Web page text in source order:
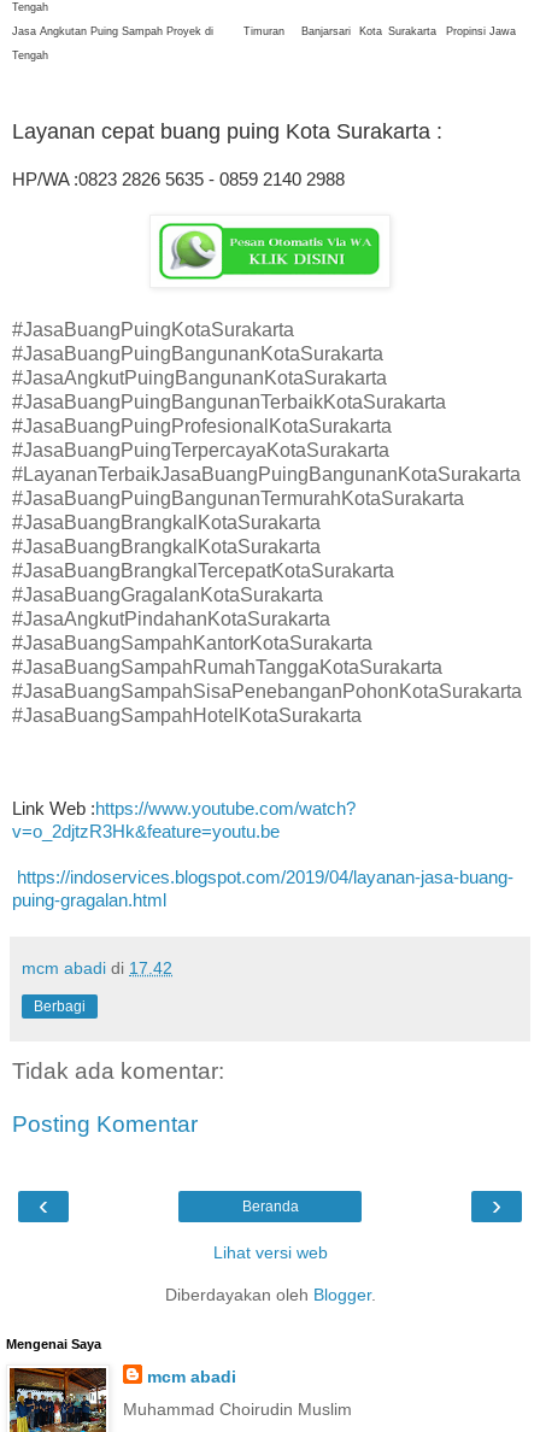
Tengah
Jasa Angkutan Puing Sampah Proyek di
Timuran Banjarsari Kota Surakarta
Propinsi Jawa
Tengah
Layanan cepat buang puing Kota Surakarta :
HP/WA :0823 2826 5635 - 0859 2140 2988
#JasaBuangPuingKotaSurakarta
#JasaBuangPuingBangunanKotaSurakarta
#JasaAngkutPuingBangunanKotaSurakarta
#JasaBuangPuingBangunanTerbaikKotaSurakarta
#JasaBuangPuingProfesionalKotaSurakarta
#JasaBuangPuingTerpercayaKotaSurakarta
#LayananTerbaikJasaBuangPuingBangunanKotaSurakarta
#JasaBuangPuingBangunanTermurahKotaSurakarta
#JasaBuangBrangkalKotaSurakarta
#JasaBuangBrangkalKotaSurakarta
#JasaBuangBrangkalTercepatKotaSurakarta
#JasaBuangGragalanKotaSurakarta
#JasaAngkutPindahanKotaSurakarta
#JasaBuangSampahKantorKotaSurakarta
#JasaBuangSampahRumahTanggaKotaSurakarta
#JasaBuangSampahSisaPenebanganPohonKotaSurakarta
#JasaBuangSampahHotelKotaSurakarta
Link Web :https://www.youtube.com/watch?
v=o_2djtzR3Hk&feature=youtu.be
https://indoservices.blogspot.com/2019/04/layanan-jasa-buang-
puing-gragalan.html
mcm abadi di 17.42
Berbagi
Tidak ada komentar:
Posting Komentar
‹ ›
Beranda
Lihat versi web
Diberdayakan oleh Blogger.
Mengenai Saya
mcm abadi
Muhammad Choirudin Muslim